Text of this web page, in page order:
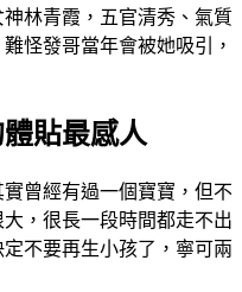
林青霞，五官清秀、氣質
怪發哥當年會被她吸引，
貼最感人
曾經有過一個寶寶，但不
，很長一段時間都走不出
不要再生小孩了，寧可兩